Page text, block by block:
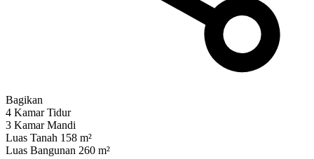
Bagikan
4 Kamar Tidur
3 Kamar Mandi
Luas Tanah 158 m²
Luas Bangunan 260 m²